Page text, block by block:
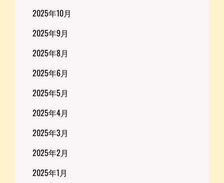
2025年10月
2025年9月
2025年8月
2025年6月
2025年5月
2025年4月
2025年3月
2025年2月
2025年1月